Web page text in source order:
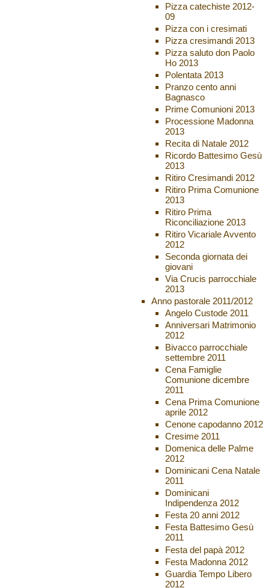
Pizza catechiste 2012-
09
Pizza con i cresimati
Pizza cresimandi 2013
Pizza saluto don Paolo
Ho 2013
Polentata 2013
Pranzo cento anni
Bagnasco
Prime Comunioni 2013
Processione Madonna
2013
Recita di Natale 2012
Ricordo Battesimo Gesù
2013
Ritiro Cresimandi 2012
Ritiro Prima Comunione
2013
Ritiro Prima
Riconciliazione 2013
Ritiro Vicariale Avvento
2012
Seconda giornata dei
giovani
Via Crucis parrocchiale
2013
Anno pastorale 2011/2012
Angelo Custode 2011
Anniversari Matrimonio
2012
Bivacco parrocchiale
settembre 2011
Cena Famiglie
Comunione dicembre
2011
Cena Prima Comunione
aprile 2012
Cenone capodanno 2012
Cresime 2011
Domenica delle Palme
2012
Dominicani Cena Natale
2011
Dominicani
Indipendenza 2012
Festa 20 anni 2012
Festa Battesimo Gesù
2011
Festa del papà 2012
Festa Madonna 2012
Guardia Tempo Libero
2012